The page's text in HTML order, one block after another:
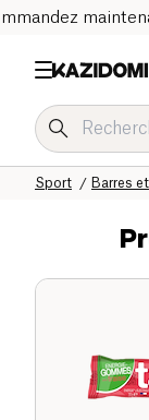
Barres
Sport
Notre
Accueil